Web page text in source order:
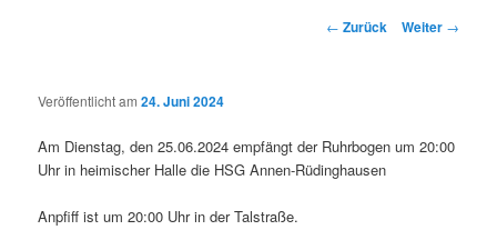
Beitrags-
← Zurück Weiter →
Veröffentlicht am24. Juni 2024
Am Dienstag, den 25.06.2024 empfängt der Ruhrbogen um 20:00
Uhr in heimischer Halle die HSG Annen-Rüdinghausen
Anpfiff ist um 20:00 Uhr in der Talstraße.